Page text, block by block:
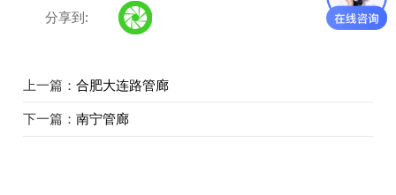
分享到:
上一篇： 合肥大连路管廊
下一篇： 南宁管廊